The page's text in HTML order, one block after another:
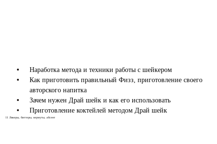
Наработка метода и техники работы с шейкером
Как приготовить правильный Физз, приготовление своего
авторского напитка
Зачем нужен Драй шейк и как его использовать
Приготовление коктейлей методом Драй шейк
11 Ликеры, биттеры, вермуты, абсент